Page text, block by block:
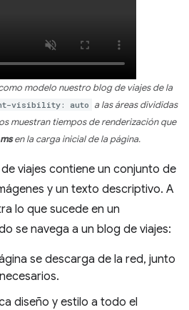
modelo nuestro blog de viajes de la
visibility: auto a las áreas divididas
muestran tiempos de renderización que
en la carga inicial de la página.
viajes contiene un conjunto de
y un texto descriptivo. A
lo que sucede en un
se navega a un blog de viajes:
se descarga de la red, junto
diseño y estilo a todo el